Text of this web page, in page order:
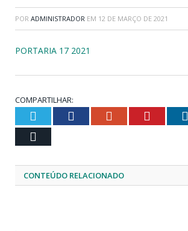
POR ADMINISTRADOR EM 12 DE MARÇO DE 2021
PORTARIA 17 2021
COMPARTILHAR:
Twitter Facebook Google+ Pinterest
CONTEÚDO RELACIONADO